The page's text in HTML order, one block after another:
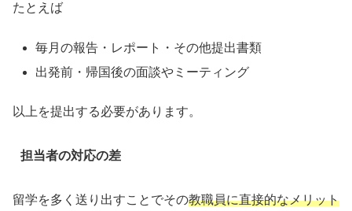
たとえば
毎月の報告・レポート・その他提出書類
出発前・帰国後の面談やミーティング
以上を提出する必要があります。
担当者の対応の差
留学を多く送り出すことでその教職員に直接的なメリット